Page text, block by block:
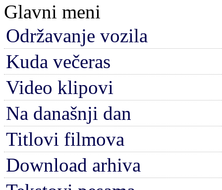
Glavni meni
Održavanje vozila
Kuda večeras
Video klipovi
Na današnji dan
Titlovi filmova
Download arhiva